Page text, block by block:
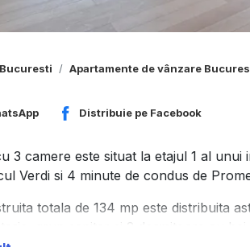
Apartamente de vânzare
Distribuie pe Facebook
3 camere este situat la etajul 1 al
Verdi si 4 minute de condus de
totala de 134 mp este distribuita